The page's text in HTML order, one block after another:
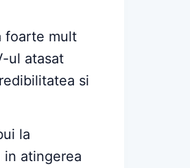
foarte mult
ul atasat
si
la
atingerea